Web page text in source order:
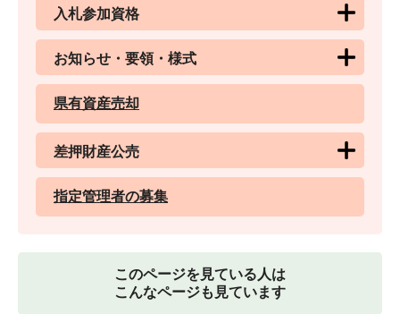
入札参加資格
お知らせ・要領・様式
県有資産売却
差押財産公売
指定管理者の募集
このページを見ている人は
こんなページも見ています